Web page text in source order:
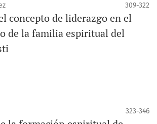
309-322
concepto de liderazgo en el
de la familia espiritual del
323-346